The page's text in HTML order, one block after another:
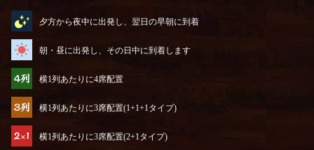
夕方から夜中に出発し、翌日の早朝に到着
朝・昼に出発し、その日中に到着します
横1列あたりに4席配置
横1列あたりに3席配置(1+1+1タイプ)
横1列あたりに3席配置(2+1タイプ)